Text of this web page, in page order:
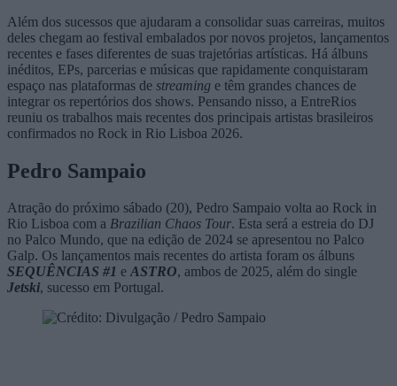
Além dos sucessos que ajudaram a consolidar suas carreiras, muitos
deles chegam ao festival embalados por novos projetos, lançamentos
recentes e fases diferentes de suas trajetórias artísticas. Há álbuns
inéditos, EPs, parcerias e músicas que rapidamente conquistaram
espaço nas plataformas de streaming e têm grandes chances de
integrar os repertórios dos shows. Pensando nisso, a EntreRios
reuniu os trabalhos mais recentes dos principais artistas brasileiros
confirmados no Rock in Rio Lisboa 2026.
Pedro Sampaio
Atração do próximo sábado (20), Pedro Sampaio volta ao Rock in
Rio Lisboa com a Brazilian Chaos Tour. Esta será a estreia do DJ
no Palco Mundo, que na edição de 2024 se apresentou no Palco
Galp. Os lançamentos mais recentes do artista foram os álbuns
SEQUÊNCIAS #1 eASTRO, ambos de 2025, além do single
Jetski, sucesso em Portugal.